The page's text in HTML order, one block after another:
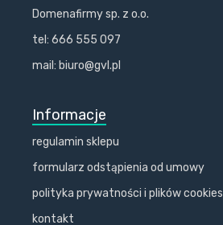
Domenafirmy sp. z o.o.
tel: 666 555 097
mail: biuro@gvl.pl
Informacje
regulamin sklepu
formularz odstąpienia od umowy
polityka prywatności i plików cookies
kontakt